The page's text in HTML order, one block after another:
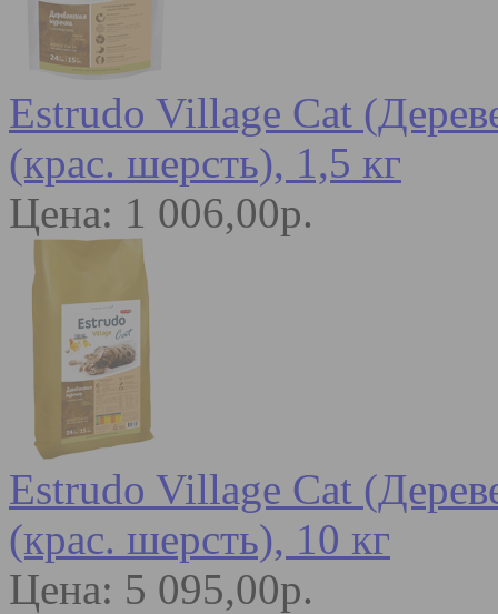
Estrudo Village Cat
(крас. шерсть), 1,5 кг
Цена: 1 006,00р.
Estrudo Village Cat
(крас. шерсть), 10 кг
Цена: 5 095,00р.